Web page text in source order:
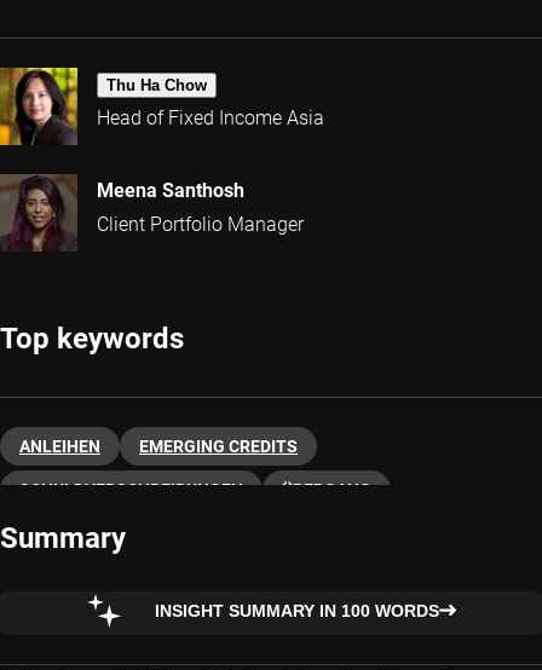
Thu Ha Chow
Head of Fixed Income Asia
Meena Santhosh
Client Portfolio Manager
Top keywords
ANLEIHEN EMERGING CREDITS
SCHULDVERSCHREIBUNGEN ÜBERGANG
Summary
INSIGHT SUMMARY IN 100 WORDS